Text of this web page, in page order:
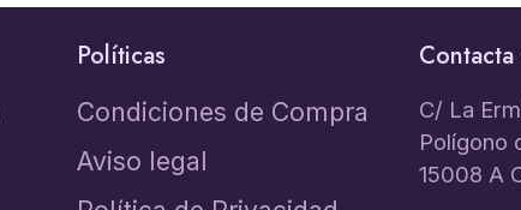
Políticas
Condiciones de Compra
Aviso legal
C/ La
Polígono
15008 A